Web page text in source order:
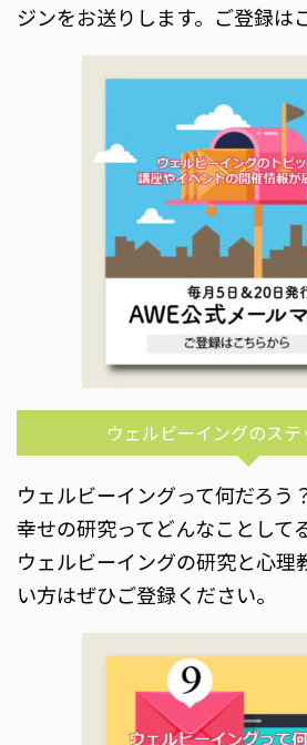
ジンをお送りします。ご登録は
ウェルビーイングのス
ウェルビーイングって何だろう
幸せの研究ってどんなことして
ウェルビーイングの研究と心理
い方はぜひご登録ください。